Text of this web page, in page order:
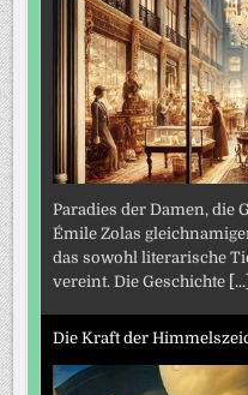
Paradies der Damen, die
Émile Zolas
das sowohl literarische
vereint. Die Geschichte [...]
Die Kraft der